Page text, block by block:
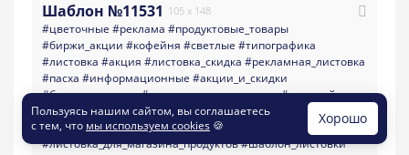
Шаблон №11531 105 x 148
#цветочные #реклама #продуктовые_товары
#биржи_акции #кофейня #светлые #типографика
#листовка #акция #листовка_скидка #рекламная_листовка
#пасха #информационные #акции_и_скидки
#большая_скидка#листовка_для_магазина#с_пасхой
#пасха_акция#листовка_для_пекарни#скидка_кулич
#кулич #скидка_выпечка#пасхальные_скидки
#листовка_для_магазина_продуктов#шаблон_листовки
Пользуясь нашим сайтом, вы соглашаетесь
с тем, что мы используем cookies 🍪 Хорошо